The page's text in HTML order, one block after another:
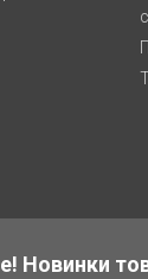
Новинки